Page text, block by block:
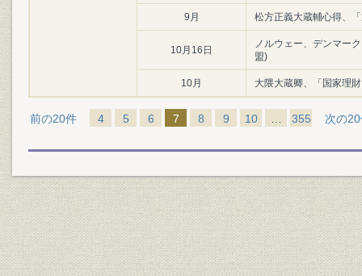
9月 松方正義大蔵輔心得、
10月16日
ノルウェー、デンマー
盟)
10月 大隈大蔵卿、「国家理
前の20件 4 5 6 7 8 9 10 355 次の